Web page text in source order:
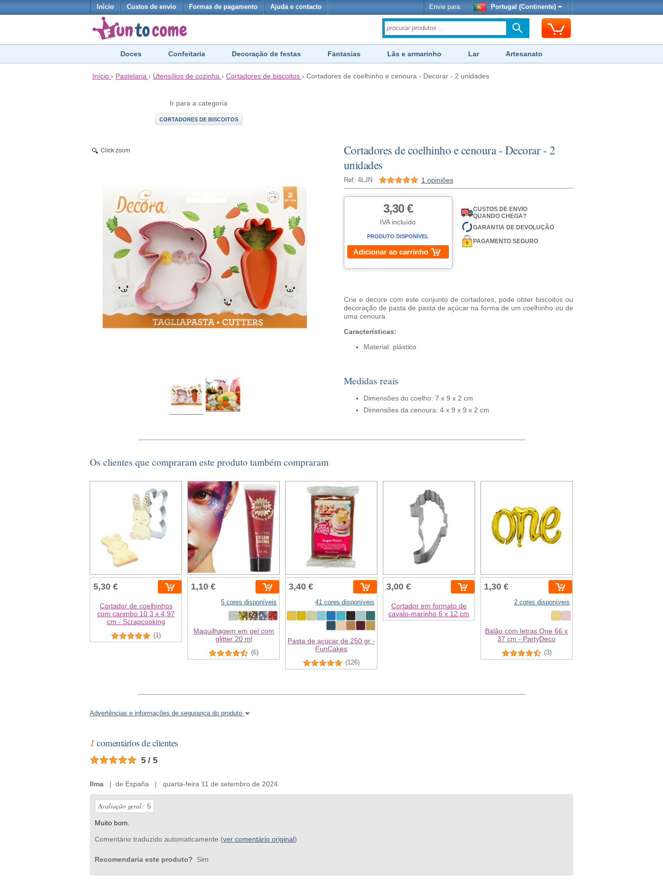
Início Custos de envio Formas de pagamento Ajuda e contacto Envie para: Portugal (Continente)
Doces Confeitaria Decoração de festas Fantasias Lãs e armarinho Lar Artesanato
Início › Pastelaria › Utensílios de cozinha › Cortadores de biscoitos › Cortadores de coelhinho e cenoura - Decorar - 2 unidades
Ir para a categoria
CORTADORES DE BISCOITOS
Cortadores de coelhinho e cenoura - Decorar - 2
unidades
Ref: 4LJN 1 opiniões
Click zoom
3,30 €
IVA incluído
PRODUTO DISPONÍVEL
Adicionar ao carrinho
CUSTOS DE ENVIO
QUANDO CHEGA?
GARANTIA DE DEVOLUÇÃO
PAGAMENTO SEGURO
Crie e decore com este conjunto de cortadores, pode obter biscoitos ou
decoração de pasta de pasta de açúcar na forma de um coelhinho ou de
uma cenoura.
Características:
Material: plástico
Medidas reais
Dimensões do coelho: 7 x 9 x 2 cm
Dimensões da cenoura: 4 x 9 x 9 x 2 cm
Os clientes que compraram este produto também compraram
5,30 €
Cortador de coelhinhos
com carimbo 10,3 x 4,97
cm - Scrapcooking
(1)
1,10 €
5 cores disponíveis
Maquilhagem em gel com
glitter 20 ml
(6)
3,40 €
41 cores disponíveis
Pasta de açúcar de 250 gr -
FunCakes
(126)
3,00 €
Cortador em formato de
cavalo-marinho 6 x 12 cm
1,30 €
2 cores disponíveis
Balão com letras One 66 x
37 cm - PartyDeco
(3)
Advertências e informações de segurança do produto
1 comentários de clientes
5 / 5
Ilma | de España | quarta-feira 11 de setembro de 2024
Avaliação geral: 5
Muito bom.
Comentário traduzido automaticamente (ver comentário original)
Recomendaria este produto? Sim